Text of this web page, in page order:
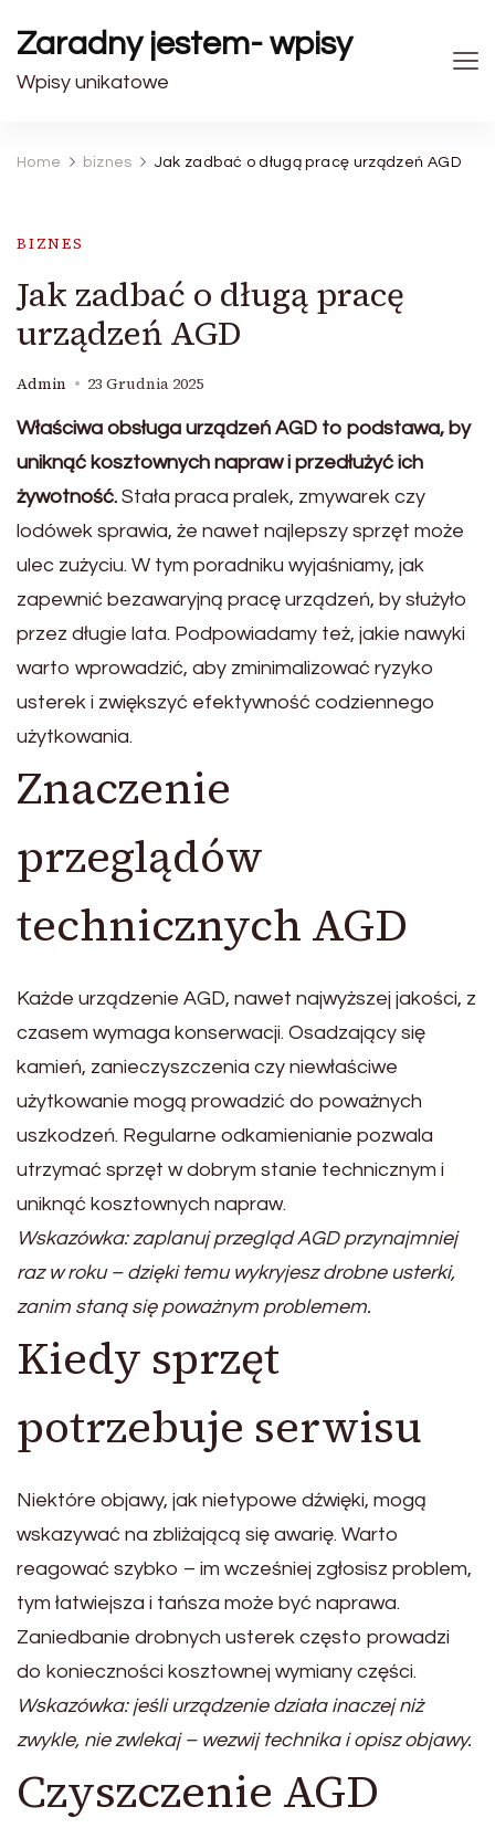
Zaradny jestem- wpisy
Wpisy unikatowe
Home biznes Jak zadbać o długą pracę urządzeń AGD
BIZNES
Jak zadbać o długą pracę
urządzeń AGD
Admin 23 Grudnia 2025
Właściwa obsługa urządzeń AGD to podstawa, by
uniknąć kosztownych napraw i przedłużyć ich
żywotność. Stała praca pralek, zmywarek czy
lodówek sprawia, że nawet najlepszy sprzęt może
ulec zużyciu. W tym poradniku wyjaśniamy, jak
zapewnić bezawaryjną pracę urządzeń, by służyło
przez długie lata. Podpowiadamy też, jakie nawyki
warto wprowadzić, aby zminimalizować ryzyko
usterek i zwiększyć efektywność codziennego
użytkowania.
Znaczenie
przeglądów
technicznych AGD
Każde urządzenie AGD, nawet najwyższej jakości, z
czasem wymaga konserwacji. Osadzający się
kamień, zanieczyszczenia czy niewłaściwe
użytkowanie mogą prowadzić do poważnych
uszkodzeń. Regularne odkamienianie pozwala
utrzymać sprzęt w dobrym stanie technicznym i
uniknąć kosztownych napraw.
Wskazówka: zaplanuj przegląd AGD przynajmniej
raz w roku – dzięki temu wykryjesz drobne usterki,
zanim staną się poważnym problemem.
Kiedy sprzęt
potrzebuje serwisu
Niektóre objawy, jak nietypowe dźwięki, mogą
wskazywać na zbliżającą się awarię. Warto
reagować szybko – im wcześniej zgłosisz problem,
tym łatwiejsza i tańsza może być naprawa.
Zaniedbanie drobnych usterek często prowadzi
do konieczności kosztownej wymiany części.
Wskazówka: jeśli urządzenie działa inaczej niż
zwykle, nie zwlekaj – wezwij technika i opisz objawy.
Czyszczenie AGD